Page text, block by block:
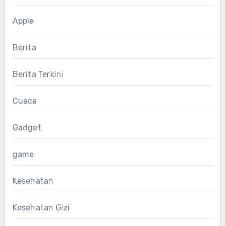
Apple
Berita
Berita Terkini
Cuaca
Gadget
game
Kesehatan
Kesehatan Gizi